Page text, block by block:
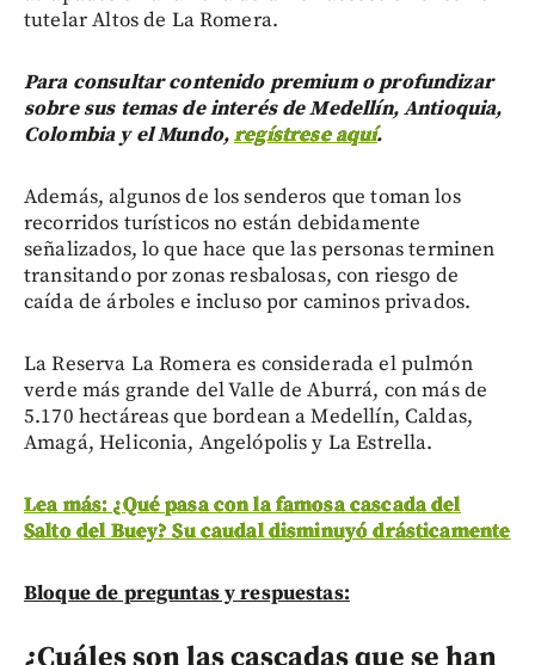
tutelar Altos de La Romera.
Para consultar contenido premium o profundizar
sobre sus temas de interés de Medellín, Antioquia,
Colombia y el Mundo,regístrese aquí.
Además, algunos de los senderos que toman los
recorridos turísticos no están debidamente
señalizados, lo que hace que las personas terminen
transitando por zonas resbalosas, con riesgo de
caída de árboles e incluso por caminos privados.
La Reserva La Romera es considerada el pulmón
verde más grande del Valle de Aburrá, con más de
5.170 hectáreas que bordean a Medellín, Caldas,
Amagá, Heliconia, Angelópolis y La Estrella.
Lea más: ¿Qué pasa con la famosa cascada del
Salto del Buey? Su caudal disminuyó drásticamente
Bloque de preguntas y respuestas:
¿Cuáles son las cascadas que se han